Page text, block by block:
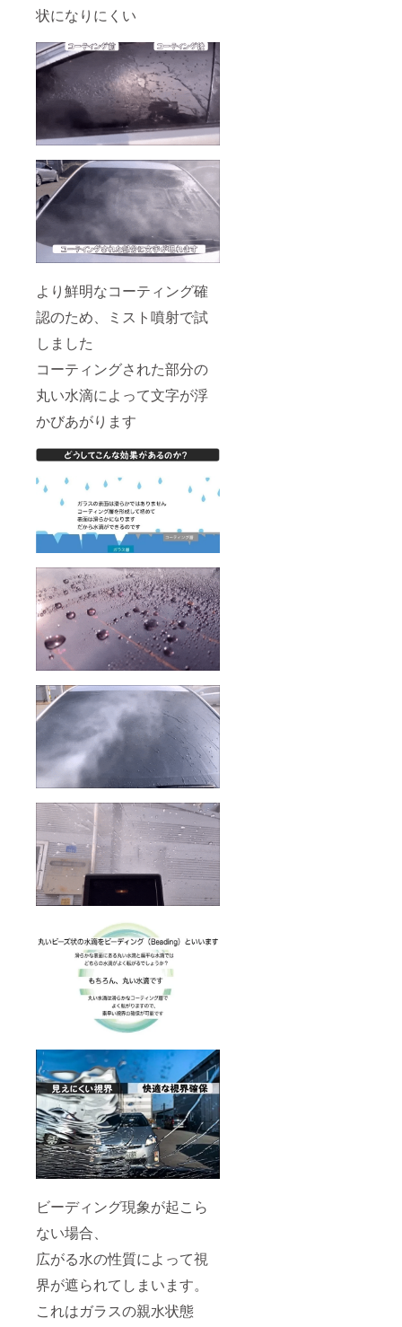
状になりにくい
より鮮明なコーティング確
認のため、ミスト噴射で試
しました
コーティングされた部分の
丸い水滴によって文字が浮
かびあがります
ビーディング現象が起こら
ない場合、
広がる水の性質によって視
界が遮られてしまいます。
これはガラスの親水状態